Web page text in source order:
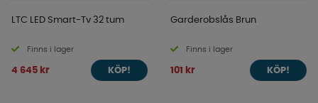
LTC LED Smart-Tv 32 tum
Finns i lager
4 645 kr KÖP!
Garderobslås Brun
Finns i lager
101 kr KÖP!